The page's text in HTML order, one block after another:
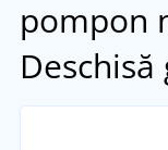
pompon
Deschisă